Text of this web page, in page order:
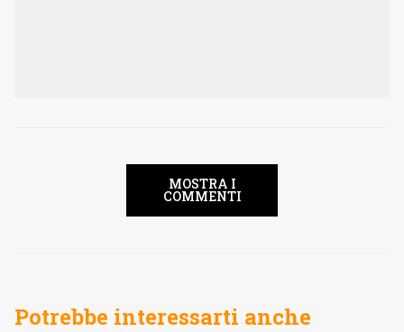
MOSTRA I
COMMENTI
Potrebbe interessarti anche